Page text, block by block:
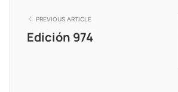
PREVIOUS ARTICLE
Edición 974